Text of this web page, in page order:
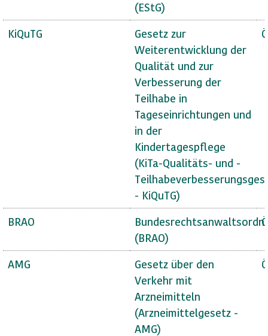
(EStG)
KiQuTG
Gesetz zur
Weiterentwicklung der
Qualität und zur
Verbesserung der
Teilhabe in
Tageseinrichtungen und
in der
Kindertagespflege
(KiTa-Qualitäts- und -
- KiQuTG)
BRAO
(BRAO)
AMG
Gesetz über den
Verkehr mit
Arzneimitteln
(Arzneimittelgesetz -
AMG)